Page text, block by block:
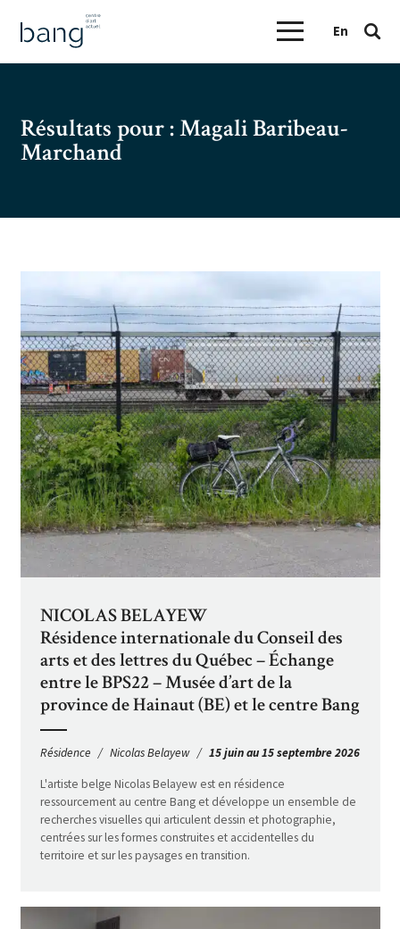
En
Résultats pour :Magali Baribeau-
Marchand
NICOLAS BELAYEW
Résidence internationale du Conseil des
arts et des lettres du Québec – Échange
entre le BPS22 – Musée d’art de la
province de Hainaut (BE) et le centre Bang
Résidence Nicolas Belayew 15 juin au 15 septembre 2026
L'artiste belge Nicolas Belayew est en résidence
ressourcement au centre Bang et développe un ensemble de
recherches visuelles qui articulent dessin et photographie,
centrées sur les formes construites et accidentelles du
territoire et sur les paysages en transition.